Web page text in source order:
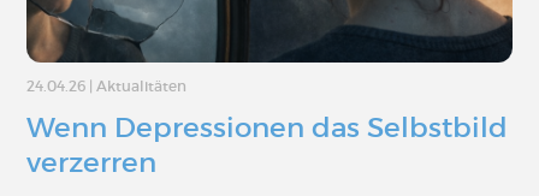
24.04.26 | Aktualitäten
Wenn Depressionen das Selbstbild
verzerren